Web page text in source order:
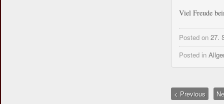
Viel Freude
Posted on 27.
Posted in
< Previous